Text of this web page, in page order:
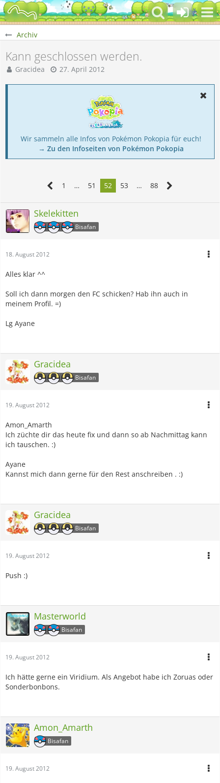
Archiv
Kann geschlossen werden.
Gracidea 27. April 2012
Wir sammeln alle Infos von Pokémon Pokopia für euch!
→ Zu den Infoseiten von Pokémon Pokopia
1 … 51 52 53 … 88
Skelekitten
Bisafan
18. August 2012
Alles klar ^^
Soll ich dann morgen den FC schicken? Hab ihn auch in
meinem Profil. =)
Lg Ayane
Gracidea
Bisafan
19. August 2012
Amon_Amarth
Ich züchte dir das heute fix und dann so ab Nachmittag kann
ich tauschen. :)
Ayane
Kannst mich dann gerne für den Rest anschreiben . :)
Gracidea
Bisafan
19. August 2012
Push :)
Masterworld
Bisafan
19. August 2012
Ich hätte gerne ein Viridium. Als Angebot habe ich Zoruas oder
Sonderbonbons.
Amon_Amarth
Bisafan
19. August 2012